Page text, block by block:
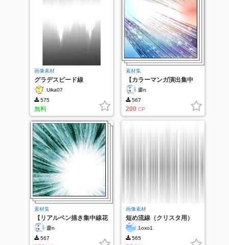
画像素材
グラデスピード線
Uika07
575
無料
素材集
【カラーマンガ演出集中
線！繊細グレー飛沫-ペン
描きストローク集中線-6】
慶n
567
200 CP
素材集
【リアルペン描き集中線花
フラッシュ光玉 ブラシと
トーンセット】
慶n
567
画像素材
短め流線（クリスタ用）
1oxo1
565